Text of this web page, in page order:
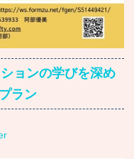
ョンの学びを深め
ラン